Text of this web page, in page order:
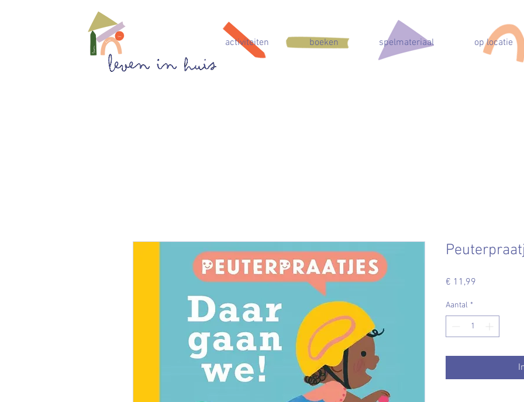
activiteiten boeken spelmateriaal op locatie
€ 11,99
Aantal *